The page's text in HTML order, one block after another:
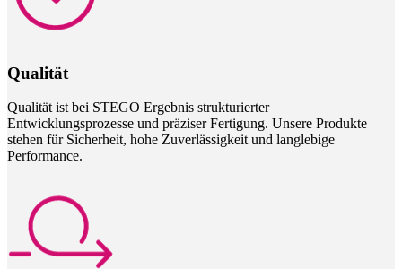
Qualität
Qualität ist bei STEGO Ergebnis strukturierter
Entwicklungsprozesse und präziser Fertigung. Unsere Produkte
stehen für Sicherheit, hohe Zuverlässigkeit und langlebige
Performance.